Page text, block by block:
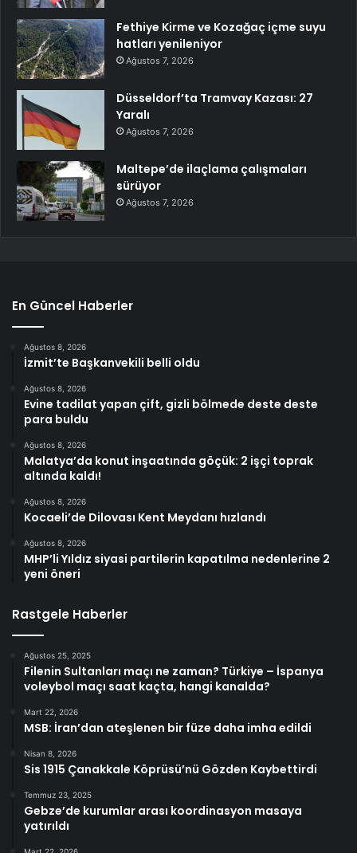
Fethiye Kirme ve Kozağaç içme suyu
hatları yenileniyor
Ağustos 7, 2026
Düsseldorf’ta Tramvay Kazası: 27
Yaralı
Ağustos 7, 2026
Maltepe’de ilaçlama çalışmaları
sürüyor
Ağustos 7, 2026
En Güncel Haberler
Ağustos 8, 2026
İzmit’te Başkanvekili belli oldu
Ağustos 8, 2026
Evine tadilat yapan çift, gizli bölmede deste deste
para buldu
Ağustos 8, 2026
Malatya’da konut inşaatında göçük: 2 işçi toprak
altında kaldı!
Ağustos 8, 2026
Kocaeli’de Dilovası Kent Meydanı hızlandı
Ağustos 8, 2026
MHP’li Yıldız siyasi partilerin kapatılma nedenlerine 2
yeni öneri
Rastgele Haberler
Ağustos 25, 2025
Filenin Sultanları maçı ne zaman? Türkiye – İspanya
voleybol maçı saat kaçta, hangi kanalda?
Mart 22, 2026
MSB: İran’dan ateşlenen bir füze daha imha edildi
Nisan 8, 2026
Sis 1915 Çanakkale Köprüsü’nü Gözden Kaybettirdi
Temmuz 23, 2025
Gebze’de kurumlar arası koordinasyon masaya
yatırıldı